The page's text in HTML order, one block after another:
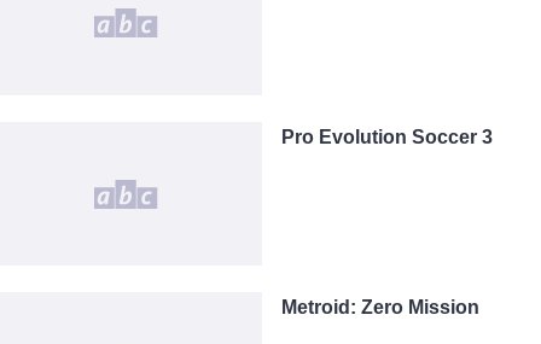
Pro Evolution Soccer 3
Metroid: Zero Mission